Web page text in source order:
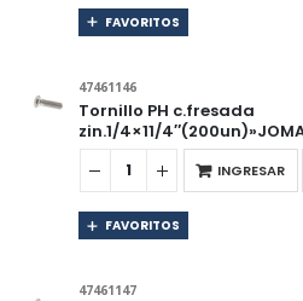
FAVORITOS
47461146
Tornillo PH c.fresada
zin.1/4×11/
INGRESAR
FAVORITOS
47461147